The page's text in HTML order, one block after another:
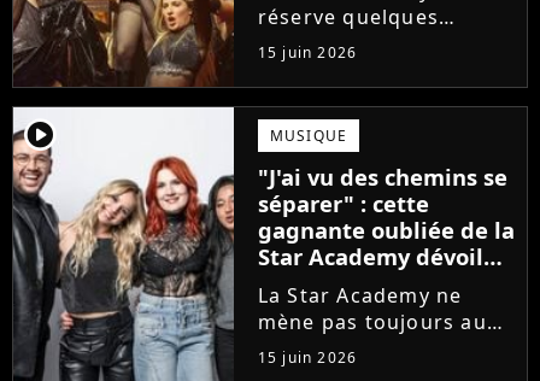
réserve quelques
surprises. Cette
gagnante totalement
oubliée de l'émission
est aujourd'hui plus
écoutée en streaming
que Jenifer et Nolwenn
Leroy !
15 juin 2026
player2 MUSIQUE
"J'ai vu des chemins se
séparer" : cette
gagnante oubliée de la
Star Academy dévoile
l'envers du décor du
métier
La Star Academy ne
mène pas toujours au
succès. Après l'échec de
son premier album,
15 juin 2026